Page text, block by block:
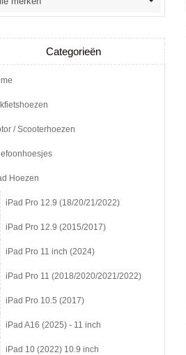
Categorieën
/ Scooterhoezen
Hoezen
iPad Pro 12.9 (18/20/21/2022)
iPad Pro 12.9 (2015/2017)
iPad Pro 11 inch (2024)
iPad Pro 11 (2018/2020/2021/2022)
iPad Pro 10.5 (2017)
iPad A16 (2025) - 11 inch
iPad 10 (2022) 10.9 inch